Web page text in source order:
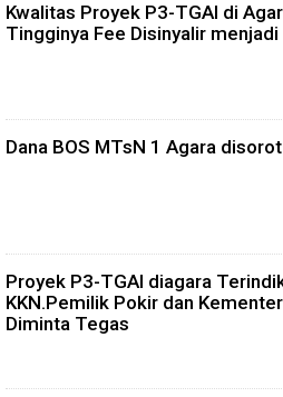
Kwalitas Proyek P3-TGAI di
Tingginya Fee Disinyalir
Dana BOS MTsN 1 Agara disorot
Proyek P3-TGAI diagara
KKN.Pemilik Pokir dan
Diminta Tegas